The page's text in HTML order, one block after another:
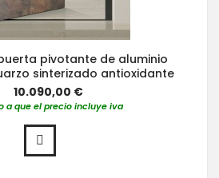
pivotante de aluminio
sinterizado antioxidante
10.090,00 €
a que el precio incluye iva